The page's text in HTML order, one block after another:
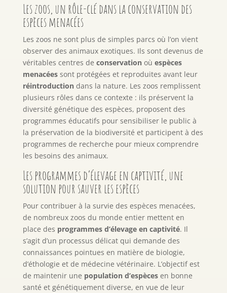
Les zoos, un rôle-clé dans la conservation des
espèces menacées
Les zoos ne sont plus de simples parcs où l’on vient
observer des animaux exotiques. Ils sont devenus de
véritables centres de conservation où espèces
menacéessont protégées et reproduites avant leur
réintroduction dans la nature. Les zoos remplissent
plusieurs rôles dans ce contexte : ils préservent la
diversité génétique des espèces, proposent des
programmes éducatifs pour sensibiliser le public à
la préservation de la biodiversité et participent à des
programmes de recherche pour mieux comprendre
les besoins des animaux.
Les programmes d’élevage en captivité, une
solution pour sauver les espèces
Pour contribuer à la survie des espèces menacées,
de nombreux zoos du monde entier mettent en
place des programmes d’élevage en captivité. Il
s’agit d’un processus délicat qui demande des
connaissances pointues en matière de biologie,
d’éthologie et de médecine vétérinaire. L’objectif est
de maintenir une population d’espècesen bonne
santé et génétiquement diverse, en vue de leur